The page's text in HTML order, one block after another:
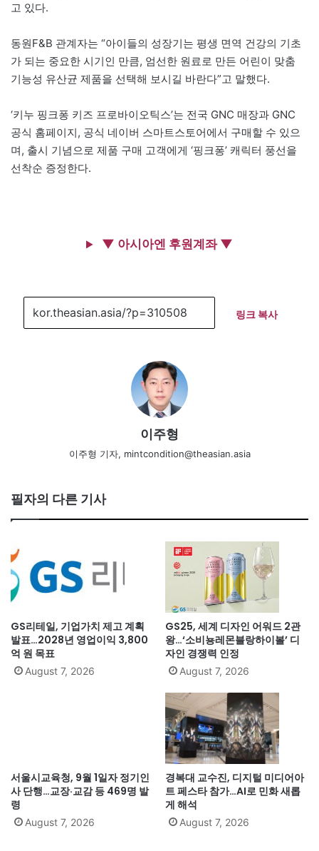
고 있다.
동원F&B 관계자는 “아이들의 성장기는 평생 면역 건강의 기초
가 되는 중요한 시기인 만큼, 엄선한 원료로 만든 어린이 맞춤
기능성 유산균 제품을 선택해 보시길 바란다”고 말했다.
‘키누 핑크퐁 키즈 프로바이오틱스’는 전국 GNC 매장과 GNC
공식 홈페이지, 공식 네이버 스마트스토어에서 구매할 수 있으
며, 출시 기념으로 제품 구매 고객에게 ‘핑크퐁’ 캐릭터 풍선을
선착순 증정한다.
▼ 아시아엔 후원계좌 ▼
링크 복사
이주형
이주형 기자, mintcondition@theasian.asia
필자의 다른 기사
GS리테일, 기업가치 제고 계획
발표…2028년 영업이익 3,800
억 원 목표
August 7, 2026
GS25, 세계 디자인 어워드 2관
왕…‘소비뇽레몬블랑하이볼’ 디
자인 경쟁력 인정
August 7, 2026
서울시교육청, 9월 1일자 정기인
사 단행…교장·교감 등 469명 발
령
August 7, 2026
경복대 교수진, 디지털 미디어아
트 페스타 참가…AI로 민화 새롭
게 해석
August 7, 2026